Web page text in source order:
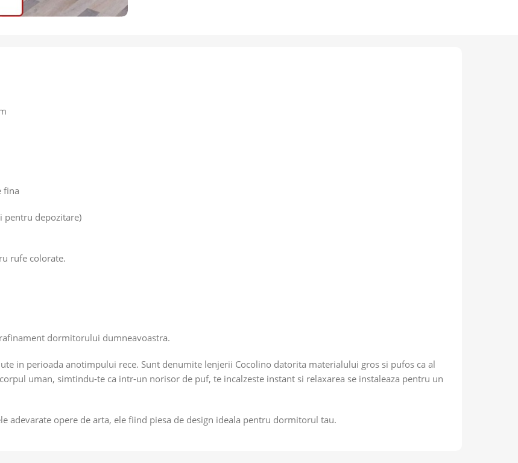
fina
pentru depozitare)
rufe colorate.
dormitorului dumneavoastra.
in perioada anotimpului rece. Sunt denumite lenjerii Cocolino datorita materialului gros si pufos ca al
uman, simtindu-te ca intr-un norisor de puf, te incalzeste instant si relaxarea se instaleaza pentru un
adevarate opere de arta, ele fiind piesa de design ideala pentru dormitorul tau.